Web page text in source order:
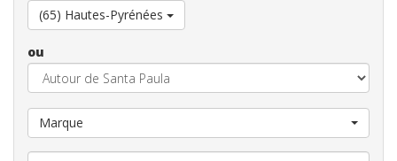
(65) Hautes-Pyrénées
ou
Marque